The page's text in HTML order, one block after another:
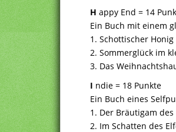
H appy End = 14
Ein Buch mit einem
1. Schottischer Honig
2. Sommerglück im
3. Das
I ndie = 18 Punkte
Ein Buch eines
1. Der Bräutigam des
2. Im Schatten des